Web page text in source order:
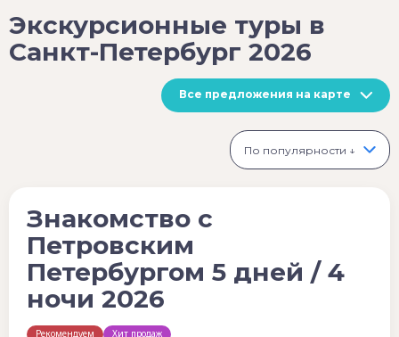
Экскурсионные туры в
Санкт-Петербург 2026
Все предложения на карте
По популярности ↓
Знакомство с
Петровским
Петербургом 5 дней / 4
ночи 2026
Рекомендуем Хит продаж